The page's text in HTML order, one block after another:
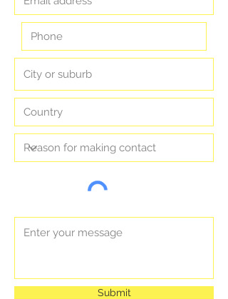
Submit